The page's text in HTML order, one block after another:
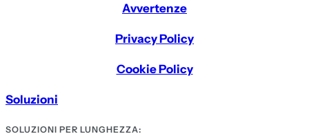
Avvertenze
Privacy Policy
Cookie Policy
Soluzioni
SOLUZIONI PER LUNGHEZZA: